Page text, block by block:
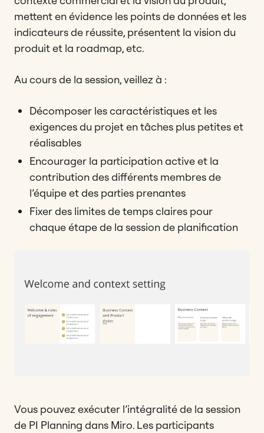
mettent en évidence les points de données et les
indicateurs de réussite, présentent la vision du
produit et la roadmap, etc.
Au cours de la session, veillez à :
Décomposer les caractéristiques et les
exigences du projet en tâches plus petites et
réalisables
Encourager la participation active et la
contribution des différents membres de
l’équipe et des parties prenantes
Fixer des limites de temps claires pour
chaque étape de la session de planification
Vous pouvez exécuter l’intégralité de la session
de PI Planning dans Miro. Les participants